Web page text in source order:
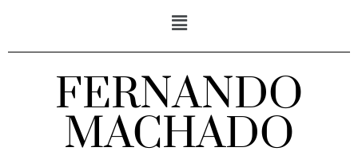
FERNANDO
MACHADO